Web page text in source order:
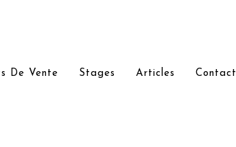
De Vente Stages Articles Contact